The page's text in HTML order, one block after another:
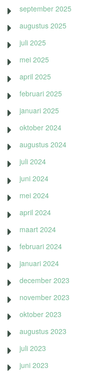
september 2025
augustus 2025
juli 2025
mei 2025
april 2025
februari 2025
januari 2025
oktober 2024
augustus 2024
juli 2024
juni 2024
mei 2024
april 2024
maart 2024
februari 2024
januari 2024
december 2023
november 2023
oktober 2023
augustus 2023
juli 2023
juni 2023